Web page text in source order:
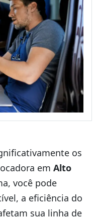
os
em Alto
você pode
a eficiência do
sua linha de